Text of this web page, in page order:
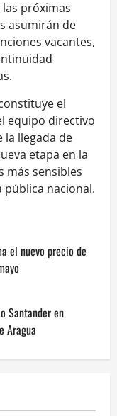
próximas
asumirán de
vacantes,
el
equipo directivo
la llegada de
etapa en la
más sensibles
pública nacional.
el nuevo precio de
Santander en
Aragua